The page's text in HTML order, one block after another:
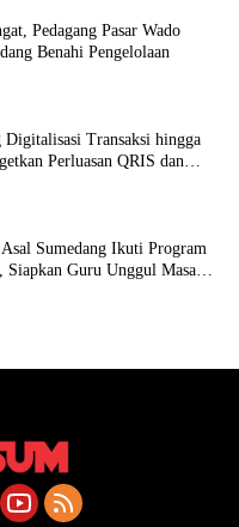
Pedagang Pasar Wado
Benahi Pengelolaan
Transaksi hingga
Perluasan QRIS dan
Sumedang Ikuti Program
Guru Unggul Masa